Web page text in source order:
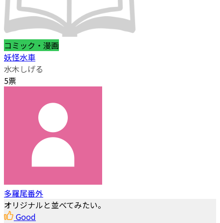
コミック・漫画
妖怪水車
水木しげる
5票
多羅尾番外
オリジナルと並べてみたい。
Good